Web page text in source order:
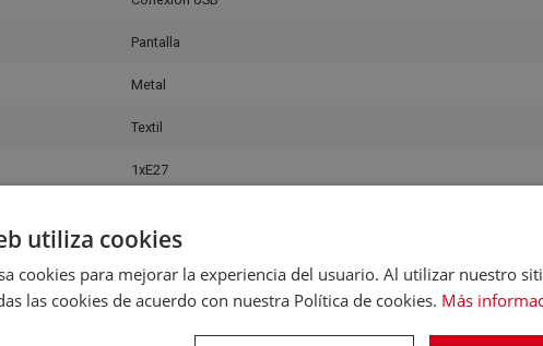
Pantalla
Metal
Textil
1xE27
Recomendado para interiores
utiliza cookies
cookies para mejorar la experiencia del usuario. Al utilizar nuestro
las cookies de acuerdo con nuestra Política de cookies. Más